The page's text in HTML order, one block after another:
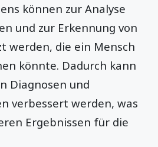
können zur Analyse
und zur Erkennung von
werden, die ein Mensch
könnte. Dadurch kann
Diagnosen und
verbessert werden, was
Ergebnissen für die